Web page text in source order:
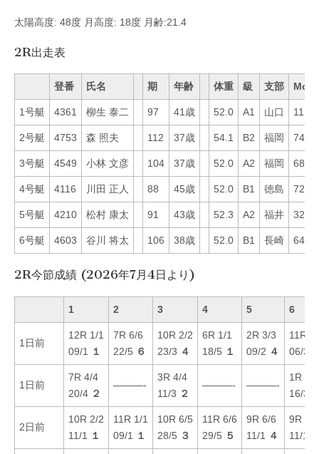
太陽高度: 48度 月高度: 18度 月齢:21.4
2R出走表
登番 氏名 期 年齢 体重 級 支部 Mo
1号艇 4361 柳生 泰二 97 41歳 52.0 A1 山口 11
2号艇 4753 森 照夫 112 37歳 54.1 B2 福岡 74
3号艇 4549 小林 文彦 104 37歳 52.0 A2 福岡 68
4号艇 4116 川田 正人 88 45歳 52.0 B1 徳島 72
5号艇 4210 松村 康太 91 43歳 52.3 A2 福井 32
6号艇 4603 谷川 将太 106 38歳 52.0 B1 長崎 64
2R今節成績 (2026年7月4日より)
1 2 3 4 5 6
1日前
12R 1/1
09/1
１
7R 6/6
22/5 ６
10R 2/2
23/3 ４
6R 1/1
18/5 １
2R 3/3
09/2 ４
11R
06/3
1日前
7R 4/4
20/4 ２
———-
3R 4/4
11/3 ２
———- ———-
1R 5/5
16/3
2日前
10R 2/2
11/1
１
11R 1/1
09/1
１
10R 6/5
28/5 ３
11R 6/6
29/5 ５
9R 6/6
11/1
４
9R 3/3
11/1